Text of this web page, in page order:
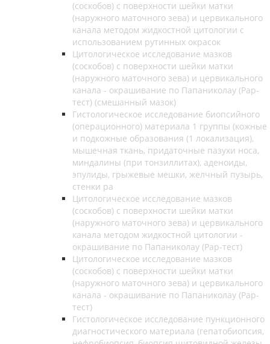
(соскобов) с поверхности шейки матки
(наружного маточного зева) и цервикального
канала методом жидкостной цитологии с
использованием рутинных окрасок
Цитологическое исследование мазков
(соскобов) с поверхности шейки матки
(наружного маточного зева) и цервикального
канала - окрашивание по Папаниколау (Рар-
тест) (смешанный мазок)
Гистологическое исследование биопсийного
(операционного) материала 1 группы (кожные
и подкожные образования (1 локализация),
мышечная ткань, придаточные пазухи носа,
миндалины (при тонзиллитах), аденоиды,
эпулиды, грыжевые мешки, желчный пузырь,
стенки ра
Цитологическое исследование мазков
(соскобов) с поверхности шейки матки
(наружного маточного зева) и цервикального
канала методом жидкостной цитологии -
окрашивание по Папаниколау (Рар-тест)
Цитологическое исследование мазков
(соскобов) с поверхности шейки матки
(наружного маточного зева) и цервикального
канала - окрашивание по Папаниколау (Рар-
тест)
Гистологическое исследование пункционного
диагностического материала (гепатобиопсия,